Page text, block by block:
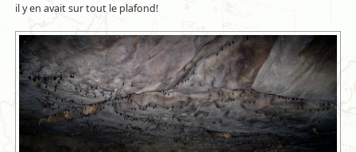
il y en avait sur tout le plafond!